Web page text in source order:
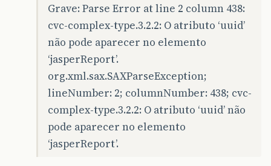
Grave: Parse Error at line 2 column 438:
cvc-complex-type.3.2.2: O atributo ‘uuid’
não pode aparecer no elemento
‘jasperReport’.
org.xml.sax.SAXParseException;
lineNumber: 2; columnNumber: 438; cvc-
complex-type.3.2.2: O atributo ‘uuid’ não
pode aparecer no elemento
‘jasperReport’.